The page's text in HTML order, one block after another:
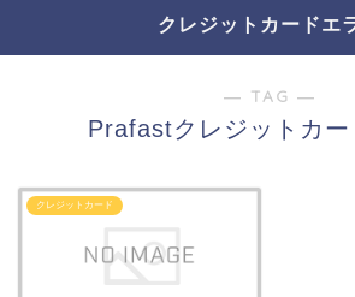
クレジットカードエ
― TAG ―
Prafastクレジットカー
クレジットカード